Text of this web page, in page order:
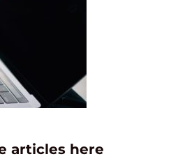
articles here